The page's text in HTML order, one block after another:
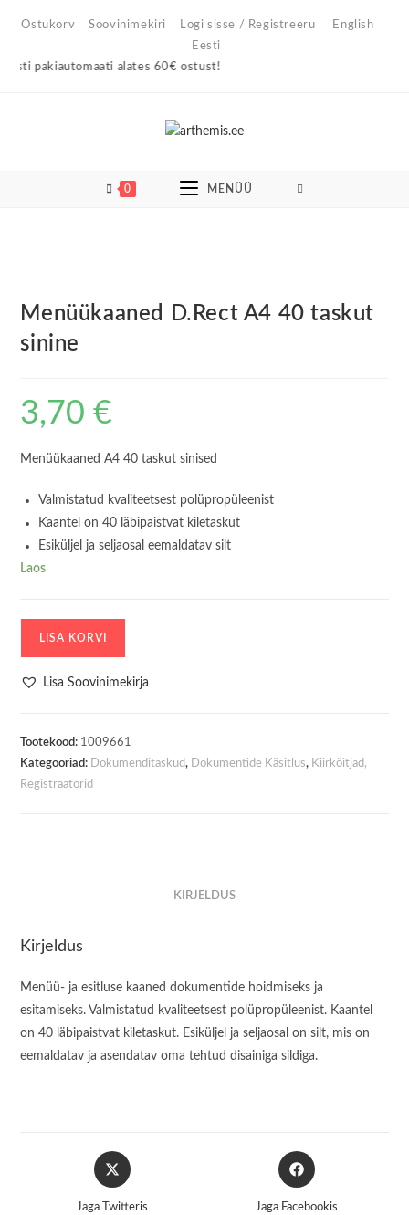
Ostukorv Soovinimekiri Logi sisse / Registreeru
English
Eesti
pakiautomaati alates 60€ ostust!
0 MENÜÜ
Menüükaaned D.Rect A4 40 taskut
sinine
3,70€
Menüükaaned A4 40 taskut sinised
Valmistatud kvaliteetsest polüpropüleenist
Kaantel on 40 läbipaistvat kiletaskut
Esiküljel ja seljaosal eemaldatav silt
Laos
A4
sinine
kogus
LISA KORVI
Lisa Soovinimekirja
Tootekood: 1009661
Kategooriad: Dokumenditaskud, Dokumentide Käsitlus, Kiirköitjad,
Registraatorid
KIRJELDUS
Kirjeldus
Menüü- ja esitluse kaaned dokumentide hoidmiseks ja
esitamiseks. Valmistatud kvaliteetsest polüpropüleenist. Kaantel
on 40 läbipaistvat kiletaskut. Esiküljel ja seljaosal on silt, mis on
eemaldatav ja asendatav oma tehtud disainiga sildiga.
Opens
in
Jaga Twitteris
Opens
in
Jaga Facebookis